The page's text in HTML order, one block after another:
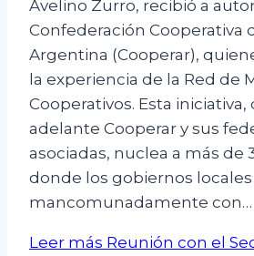
Avelino Zurro, recibió a
Confederación Cooperativa
Argentina (Cooperar),
la experiencia de la Red de
Cooperativos. Esta iniciativa,
adelante Cooperar y sus
asociadas, nuclea a más de
donde los gobiernos locales
mancomunadamente con…
Leer más Reunión con el